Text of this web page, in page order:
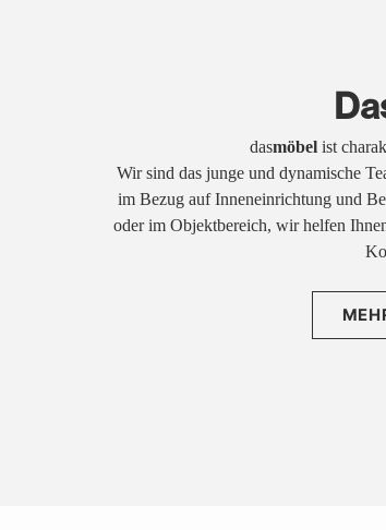
dasmöbelist
Wir sind das junge und dynamische
im Bezug auf Inneneinrichtung und
oder im Objektbereich, wir helfen